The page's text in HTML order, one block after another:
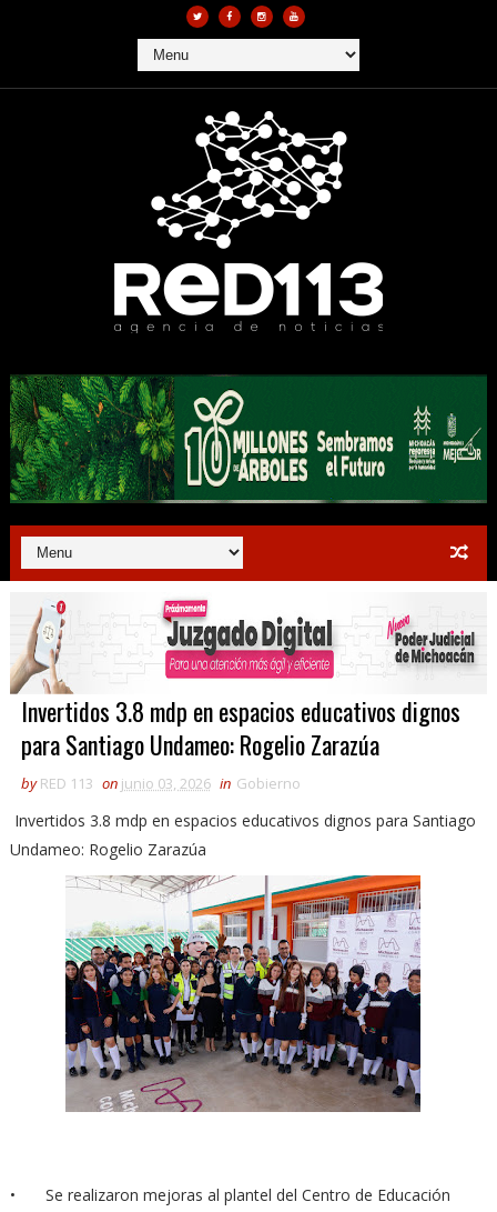
Invertidos 3.8 mdp en espacios educativos dignos
para Santiago Undameo: Rogelio Zarazúa
by RED 113 on junio 03, 2026 in Gobierno
Invertidos 3.8 mdp en espacios educativos dignos para Santiago
Undameo: Rogelio Zarazúa
•
Se realizaron mejoras al plantel del Centro de Educación